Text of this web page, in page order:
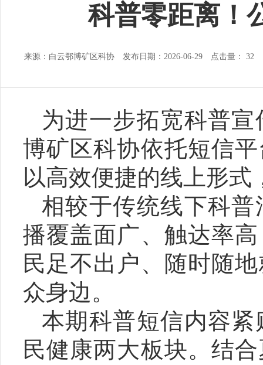
科普零距离！
来源：白云鄂博矿区科协 发布日期：2026-06-29 点击量： 32
为进一步拓宽科普
博矿区科协依托短信
以高效便捷的线上形
相较于传统线下科
播覆盖面广、触达率
民足不出户、随时随
众身边。
本期科普短信内容
民健康两大板块。结